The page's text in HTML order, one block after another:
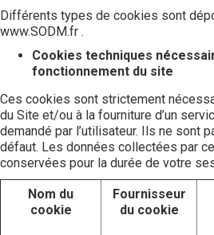
Différents types de cookies sont
www.SODM.fr .
Cookies techniques
fonctionnement du site
Ces cookies sont strictement
du Site et/ou à la fourniture d’un
demandé par l’utilisateur. Ils ne sont
défaut. Les données collectées par
conservées pour la durée de votre
Nom du
cookie
Fournisseur
du cookie